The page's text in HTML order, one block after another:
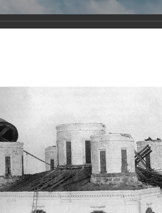
Сайт
Наследники
Главная Галерея Храмы-мученики